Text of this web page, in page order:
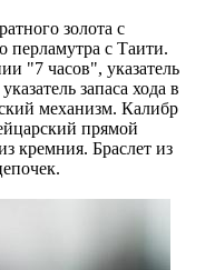
золота с
перламутра с Таити.
"7 часов", указатель
запаса хода в
механизм. Калибр
прямой
кремния. Браслет из